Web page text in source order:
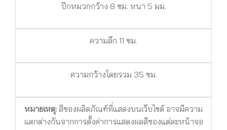
ปีกหมวกกว้าง 8 ซม. หนา 5 มม.
ความลึก 11 ซม.
ความกว้างโดยรวม 35 ซม.
หมายเหตุ: สีของผลิตภัณฑ์ที่แสดงบนเว็บไซต์ อาจมีความ
แตกต่างกันจากการตั้งค่าการแสดงผลสีของแต่ละหน้าจอ